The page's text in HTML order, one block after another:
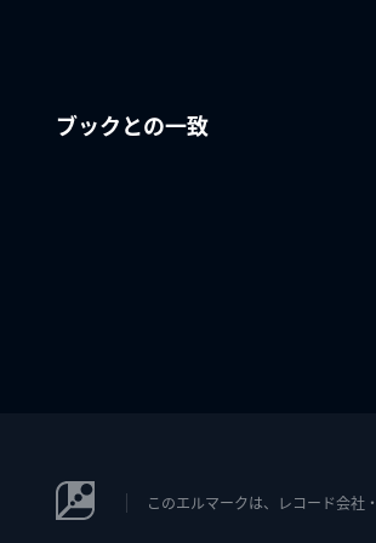
ブックとの一致
このエルマークは、レコード会社